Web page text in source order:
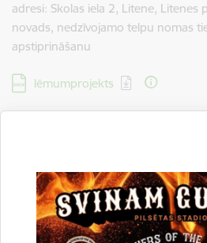
adresi: Skolas iela 2, Litene, Litenes
novads, nedzīvojamo telpu nomas
apstiprināšanu
Lejupielādēt:
lēmumprojekts
6. Par dzīvokļa īpašuma Nākotnes
Lejupielādēt:
lēmumprojekts